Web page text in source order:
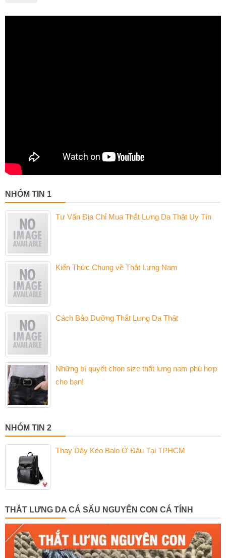
NHÓM TIN 1
Tư Vấn Địa Chỉ Mua Thắt Lưng Da Thật Uy Tín
Kiến Thức Chung về Thắt Lưng Nam
Cách Bảo Dưỡng Thắt Lưng Da Thật
Những bí quyết chọn size thắt lưng nam phù hợp
cho bạn!
NHÓM TIN 2
Thay Dây Kéo Balo Ở Đâu Tại TPHCM
THẮT LƯNG DA CÁ SẤU NGUYÊN CON CÁ TÍNH